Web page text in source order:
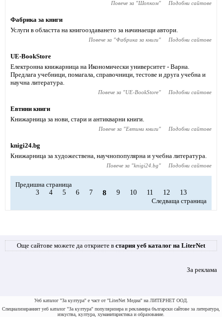
Повече за "Шопком" Подобни сайтове
Фабрика за книги
Услуги в областта на книгооздаването за начинаещи автори.
Повече за "Фабрика за книги" Подобни сайтове
UE-BookStore
Електронна книжарница на Икономически университет - Варна.
Предлага учебници, помагала, справочници, тестове и друга учебна и
научна литература.
Повече за "UE-BookStore" Подобни сайтове
Евтини книги
Книжарница за нови, стари и антикварни книги.
Повече за "Евтини книги" Подобни сайтове
knigi24.bg
Книжарница за художествена, научнопопулярна и учебна литература.
Повече за "knigi24.bg" Подобни сайтове
Предишна страница
3
4 5 6 7 8 9 10 11 12
13
Следваща страница
Още сайтове можете да откриете в стария уеб каталог на LiterNet
За реклама
Уеб каталог "За култура" е част от "LiterNet Медиа" на ЛИТЕРНЕТ ООД.
Специализираният уеб каталог "За култура" популяризира и рекламира български сайтове за литература,
изкуства, култура, хуманитаристика и образование.